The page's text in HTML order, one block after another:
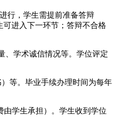
行，学生需提前准备答辩
可进入下一环节；答辩不合格
、学术诚信情况等。学位评定
等。毕业手续办理时间为每年
由学生承担）。学生收到学位